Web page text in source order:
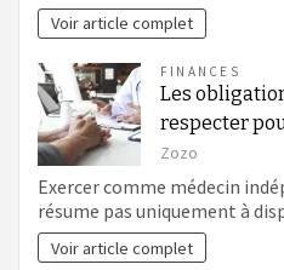
Voir article complet
FINANCES
Les
respecter
Zozo
Exercer comme médecin
résume pas uniquement à
Voir article complet